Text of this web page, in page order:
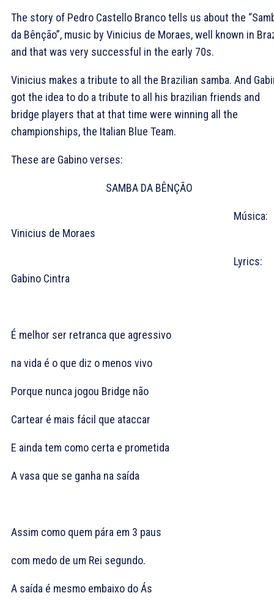
The story of Pedro Castello Branco tells us about the
da Bênção”, music by Vinicius de Moraes, well known in
and that was very successful in the early 70s.
Vinicius makes a tribute to all the Brazilian samba. And
got the idea to do a tribute to all his brazilian friends and
bridge players that at that time were winning all the
championships, the Italian Blue Team.
These are Gabino verses:
SAMBA DA BÊNÇÃO
Música:
Vinicius de Moraes
Lyrics:
Gabino Cintra
É melhor ser retranca que agressivo
na vida é o que diz o menos vivo
Porque nunca jogou Bridge não
Cartear é mais fácil que ataccar
E ainda tem como certa e prometida
A vasa que se ganha na saída
Assim como quem pára em 3 paus
com medo de um Rei segundo.
A saída é mesmo embaixo do Ás